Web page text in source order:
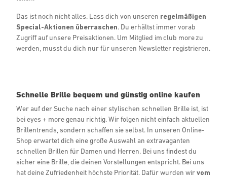
Das ist noch nicht alles. Lass dich von unseren regelmäßigen
Special-Aktionen überraschen. Du erhältst immer vorab
Zugriff auf unsere Preisaktionen. Um Mitglied im club more zu
werden, musst du dich nur für unseren Newsletter registrieren.
Schnelle Brille bequem und günstig online kaufen
Wer auf der Suche nach einer stylischen schnellen Brille ist, ist
bei eyes + more genau richtig. Wir folgen nicht einfach aktuellen
Brillentrends, sondern schaffen sie selbst. In unseren Online-
Shop erwartet dich eine große Auswahl an extravaganten
schnellen Brillen für Damen und Herren. Bei uns findest du
sicher eine Brille, die deinen Vorstellungen entspricht. Bei uns
hat deine Zufriedenheit höchste Priorität. Dafür wurden wirvom